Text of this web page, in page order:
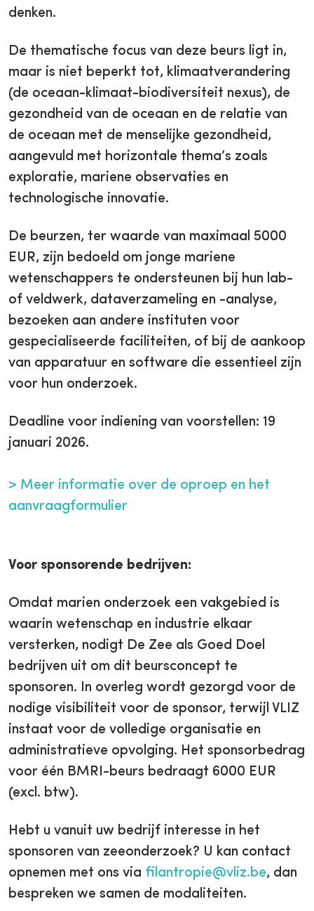
denken.
De thematische focus van deze beurs ligt in,
maar is niet beperkt tot, klimaatverandering
(de oceaan-klimaat-biodiversiteit nexus), de
gezondheid van de oceaan en de relatie van
de oceaan met de menselijke gezondheid,
aangevuld met horizontale thema’s zoals
exploratie, mariene observaties en
technologische innovatie.
De beurzen, ter waarde van maximaal 5000
EUR, zijn bedoeld om jonge mariene
wetenschappers te ondersteunen bij hun lab-
of veldwerk, dataverzameling en -analyse,
bezoeken aan andere instituten voor
gespecialiseerde faciliteiten, of bij de aankoop
van apparatuur en software die essentieel zijn
voor hun onderzoek.
Deadline voor indiening van voorstellen: 19
januari 2026.
> Meer informatie over de oproep en het
aanvraagformulier
Voor sponsorende bedrijven:
Omdat marien onderzoek een vakgebied is
waarin wetenschap en industrie elkaar
versterken, nodigt De Zee als Goed Doel
bedrijven uit om dit beursconcept te
sponsoren. In overleg wordt gezorgd voor de
nodige visibiliteit voor de sponsor, terwijl VLIZ
instaat voor de volledige organisatie en
administratieve opvolging. Het sponsorbedrag
voor één BMRI-beurs bedraagt 6000 EUR
(excl. btw).
Hebt u vanuit uw bedrijf interesse in het
sponsoren van zeeonderzoek? U kan contact
opnemen met ons via filantropie@vliz.be, dan
bespreken we samen de modaliteiten.